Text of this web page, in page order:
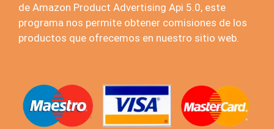
de Amazon Product Advertising Api 5.0, este
programa nos permite obtener comisiones de los
productos que ofrecemos en nuestro sitio web.